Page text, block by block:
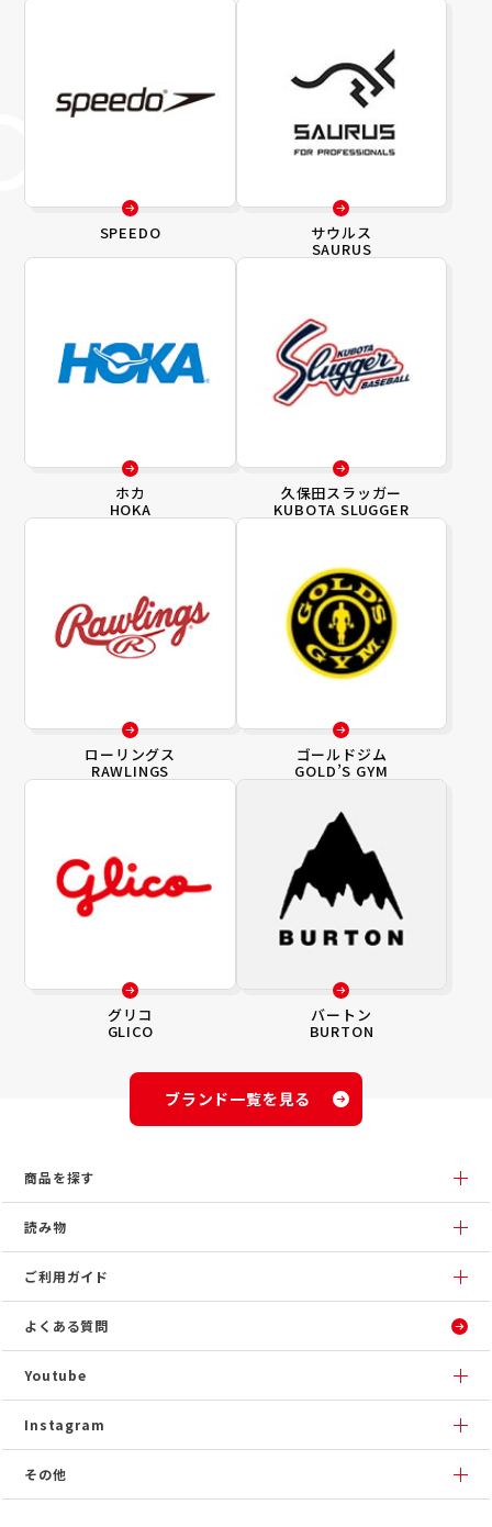
SPEEDO サウルス
SAURUS
ホカ
HOKA
久保田スラッガー
KUBOTA SLUGGER
ローリングス
RAWLINGS
ゴールドジム
GOLD’S GYM
グリコ
GLICO
バートン
BURTON
ブランド一覧を見る
商品を探す
読み物
ご利用ガイド
よくある質問
Youtube
Instagram
その他